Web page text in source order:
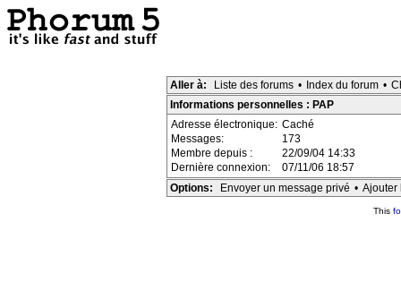
Aller à: Liste des forums • Index du forum •
Informations personnelles : PAP
Adresse électronique: Caché
Messages:
173
Membre depuis :
22/09/04 14:33
Dernière connexion:
07/11/06 18:57
Options:
Envoyer un message privé • Ajouter
This